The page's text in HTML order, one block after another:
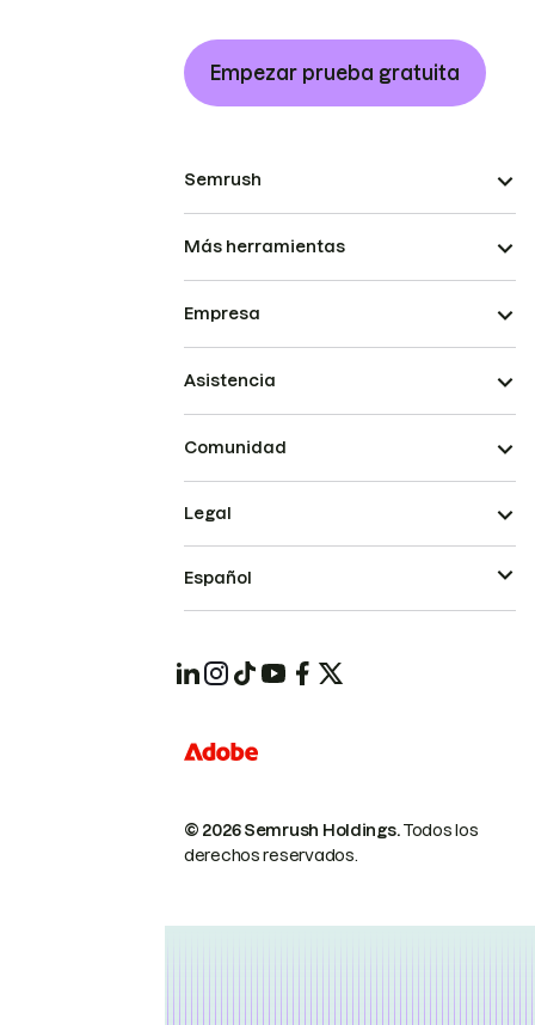
Empezar prueba gratuita
Semrush
Más herramientas
Empresa
Asistencia
Comunidad
© 2026 Semrush Holdings.Todos los
derechos reservados.
Legal
Español